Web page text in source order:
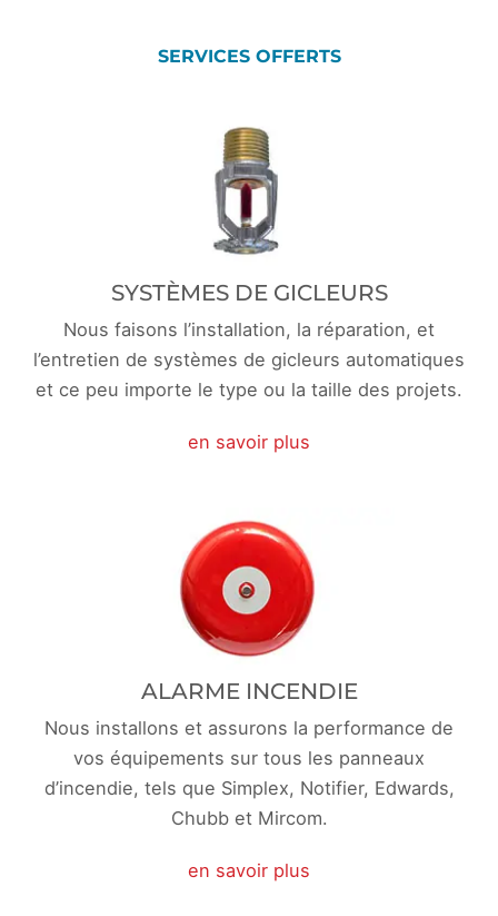
SERVICES OFFERTS
SYSTÈMES DE GICLEURS
Nous faisons l’installation, la réparation, et
l’entretien de systèmes de gicleurs automatiques
et ce peu importe le type ou la taille des projets.
en savoir plus
ALARME INCENDIE
Nous installons et assurons la performance de
vos équipements sur tous les panneaux
d’incendie, tels que Simplex, Notifier, Edwards,
Chubb et Mircom.
en savoir plus